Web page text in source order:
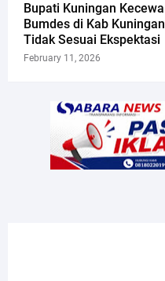
Bupati Kuningan Kecewa
Bumdes di Kab Kuningan
Tidak Sesuai Ekspektasi
February 11, 2026